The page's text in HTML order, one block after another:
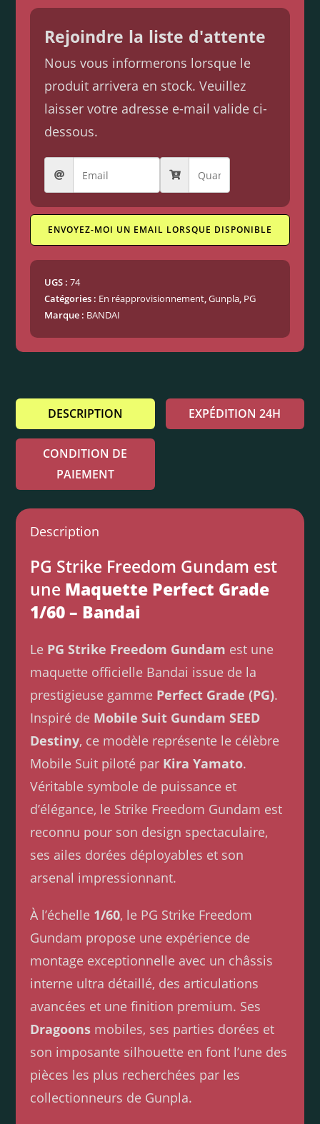
Rejoindre la liste d'attente
Nous vous informerons lorsque le
produit arrivera en stock. Veuillez
laisser votre adresse e-mail valide ci-
dessous.
ENVOYEZ-MOI UN EMAIL LORSQUE DISPONIBLE
UGS :74
Catégories : En réapprovisionnement,Gunpla, PG
Marque : BANDAI
DESCRIPTION EXPÉDITION 24H
CONDITION DE
PAIEMENT
Description
PG Strike Freedom Gundam est
une Maquette Perfect Grade
1/60 – Bandai
Le PG Strike Freedom Gundam est une
maquette officielle Bandai issue de la
prestigieuse gamme Perfect Grade (PG).
Inspiré de Mobile Suit Gundam SEED
Destiny, ce modèle représente le célèbre
Mobile Suit piloté par Kira Yamato.
Véritable symbole de puissance et
d’élégance, le Strike Freedom Gundam est
reconnu pour son design spectaculaire,
ses ailes dorées déployables et son
arsenal impressionnant.
À l’échelle 1/60, le PG Strike Freedom
Gundam propose une expérience de
montage exceptionnelle avec un châssis
interne ultra détaillé, des articulations
avancées et une finition premium. Ses
Dragoons mobiles, ses parties dorées et
son imposante silhouette en font l’une des
pièces les plus recherchées par les
collectionneurs de Gunpla.